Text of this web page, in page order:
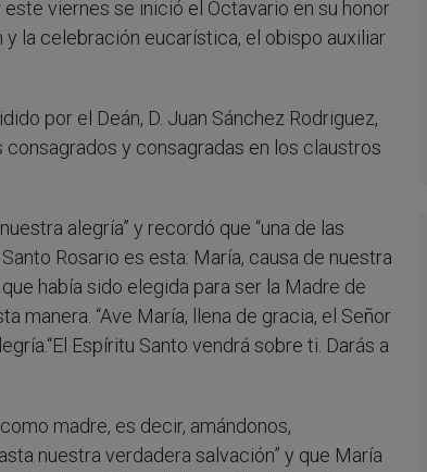
viernes se inició el Octavario en su honor
y la celebración eucarística, el obispo auxiliar
por el Deán, D. Juan Sánchez Rodriguez,
y consagradas en los claustros
alegría” y recordó que “una de las
Rosario es esta: María, causa de nuestra
había sido elegida para ser la Madre de
manera. “Ave María, llena de gracia, el Señor
Espíritu Santo vendrá sobre ti. Darás a
madre, es decir, amándonos,
nuestra verdadera salvación” y que María